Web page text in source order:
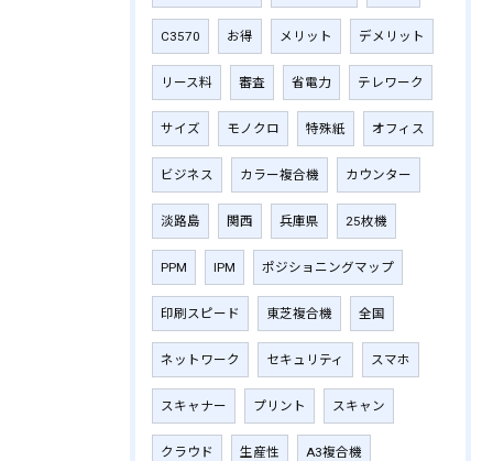
C3570 お得 メリット デメリット
リース料 審査 省電力 テレワーク
サイズ モノクロ 特殊紙 オフィス
ビジネス カラー複合機 カウンター
淡路島 関西 兵庫県 25枚機
PPM IPM ポジショニングマップ
印刷スピード 東芝複合機 全国
ネットワーク セキュリティ スマホ
スキャナー プリント スキャン
クラウド 生産性 A3複合機